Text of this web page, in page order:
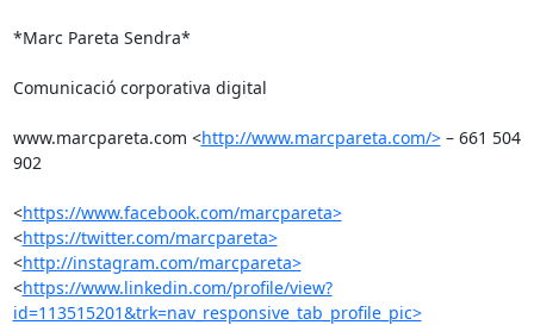
*Marc Pareta Sendra*
Comunicació corporativa digital
www.marcpareta.com <http://www.marcpareta.com/> – 661 504
902
<https://www.facebook.com/marcpareta>
<https://twitter.com/marcpareta>
<http://instagram.com/marcpareta>
<https://www.linkedin.com/profile/view?
id=113515201&trk=nav_responsive_tab_profile_pic>